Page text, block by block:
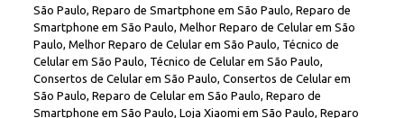
São Paulo, Reparo de Smartphone em São Paulo, Reparo de
Smartphone em São Paulo, Melhor Reparo de Celular em São
Paulo, Melhor Reparo de Celular em São Paulo, Técnico de
Celular em São Paulo, Técnico de Celular em São Paulo,
Consertos de Celular em São Paulo, Consertos de Celular em
São Paulo, Reparo de Celular em São Paulo, Reparo de
Smartphone em São Paulo, Loja Xiaomi em São Paulo, Reparo